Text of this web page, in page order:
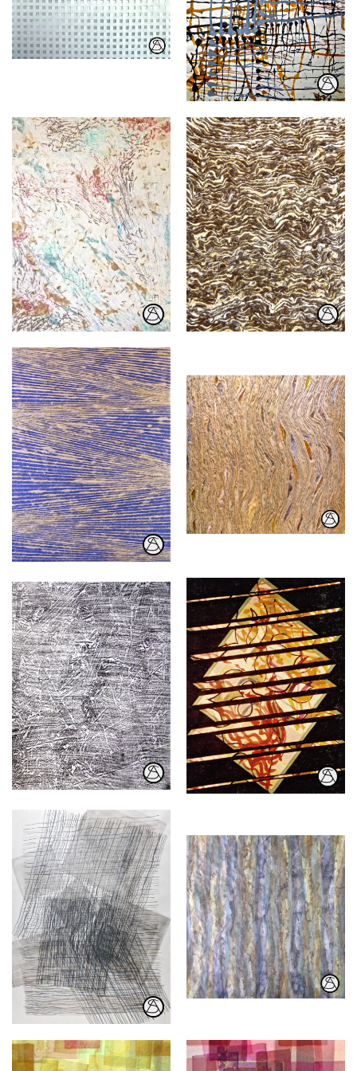
Plastik, acryl Gouache, Tusche
Gouache
selbstgesponnene Wolle
Collage
selbstgesponnene
Wolle auf Karton
gespannt
doppelseitig
selbstgespnnene Wolle
mit Fotoschnipsel
Collage
Wachsmalkreide
Frottage
Gouache, Karton
Collage
Aquarellstift
Gouache